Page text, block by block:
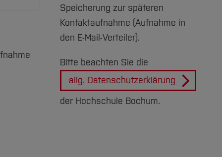
Speicherung zur späteren
Kontaktaufnahme (Aufnahme in
den E-Mail-Verteiler).
Bitte beachten Sie die
allg. Datenschutzerklärung
der Hochschule Bochum.